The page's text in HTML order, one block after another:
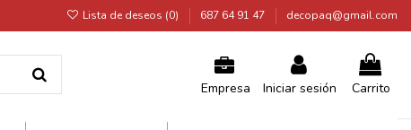
Lista de deseos (0) 687 64 91 47 decopaq@gmail.com
Empresa Iniciar sesión Carrito